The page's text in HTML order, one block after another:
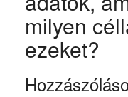
milyen
ezeket?